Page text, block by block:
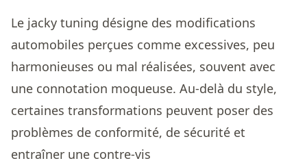
Le jacky tuning désigne des modifications
automobiles perçues comme excessives, peu
harmonieuses ou mal réalisées, souvent avec
une connotation moqueuse. Au-delà du style,
certaines transformations peuvent poser des
problèmes de conformité, de sécurité et
entraîner une contre-vis